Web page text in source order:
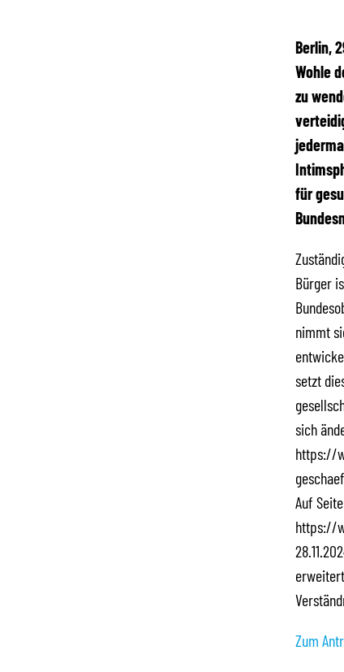
Berlin,
Wohle
zu
für
Bürger
nimmt
setzt
sich
https://
Auf
https://
Zum